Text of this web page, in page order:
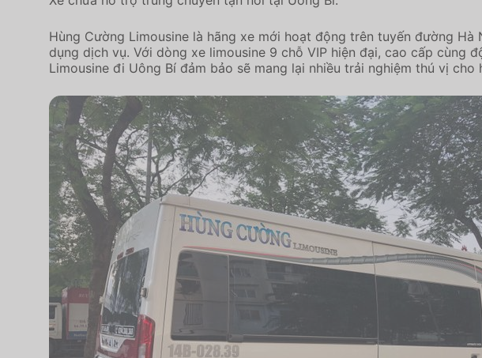
Hùng Cường Limousine là hãng xe mới hoạt động trên tuyến đường
dụng dịch vụ. Với dòng xe limousine 9 chỗ VIP hiện đại, cao cấp cùng
Limousine đi Uông Bí đảm bảo sẽ mang lại nhiều trải nghiệm thú vị